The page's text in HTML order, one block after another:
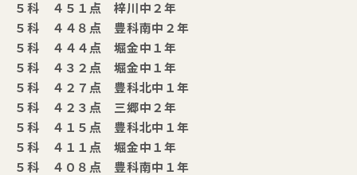
５科 ４５１点 梓川中２年
５科 ４４８点 豊科南中２年
５科 ４４４点 堀金中１年
５科 ４３２点 堀金中１年
５科 ４２７点 豊科北中１年
５科 ４２３点 三郷中２年
５科 ４１５点 豊科北中１年
５科 ４１１点 堀金中１年
５科 ４０８点 豊科南中１年